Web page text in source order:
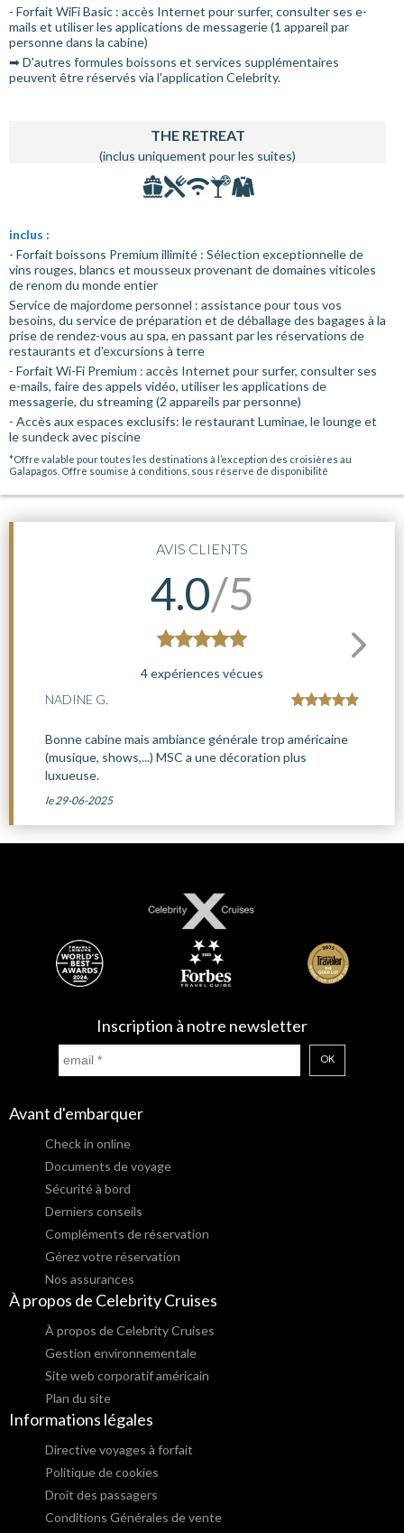
- Forfait WiFi Basic : accès Internet pour surfer, consulter ses e-
mails et utiliser les applications de messagerie (1 appareil par
personne dans la cabine)
➡ D'autres formules boissons et services supplémentaires
peuvent être réservés via l'application Celebrity.
THE RETREAT
(inclus uniquement pour les suites)
inclus :
- Forfait boissons Premium illimité : Sélection exceptionnelle de
vins rouges, blancs et mousseux provenant de domaines viticoles
de renom du monde entier
Service de majordome personnel : assistance pour tous vos
besoins, du service de préparation et de déballage des bagages à la
prise de rendez-vous au spa, en passant par les réservations de
restaurants et d'excursions à terre
- Forfait Wi-Fi Premium : accès Internet pour surfer, consulter ses
e-mails, faire des appels vidéo, utiliser les applications de
messagerie, du streaming (2 appareils par personne)
- Accès aux espaces exclusifs: le restaurant Luminae, le lounge et
le sundeck avec piscine
*Offre valable pour toutes les destinations à l’exception des croisières au
Galapagos. Offre soumise à conditions, sous réserve de disponibilité
AVIS CLIENTS
4.0/5
4 expériences vécues
NADINE G.
Bonne cabine mais ambiance générale trop américaine
(musique, shows,...) MSC a une décoration plus
luxueuse.
le 29-06-2025
Inscription à notre newsletter
OK
Avant d'embarquer
Check in online
Documents de voyage
Sécurité à bord
Derniers conseils
Compléments de réservation
Gérez votre réservation
Nos assurances
À propos de Celebrity Cruises
À propos de Celebrity Cruises
Gestion environnementale
Site web corporatif américain
Plan du site
Informations légales
Directive voyages à forfait
Politique de cookies
Droit des passagers
Conditions Générales de vente